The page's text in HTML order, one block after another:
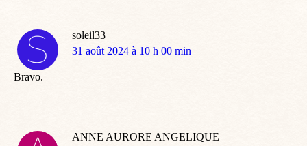
soleil33
dit
31 août 2024 à 10 h 00 min
Bravo.
ANNE AURORE ANGELIQUE